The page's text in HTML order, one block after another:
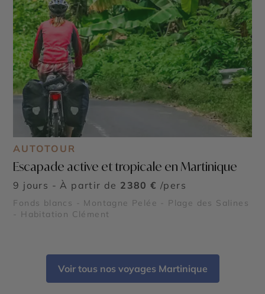
AUTOTOUR
Escapade active et tropicale en Martinique
9 jours - À partir de 2380 € /pers
Fonds blancs - Montagne Pelée - Plage des Salines
- Habitation Clément
Voir tous nos voyages Martinique